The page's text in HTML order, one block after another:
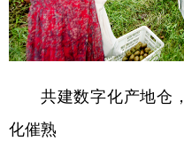
共建数字化产地仓
化催熟